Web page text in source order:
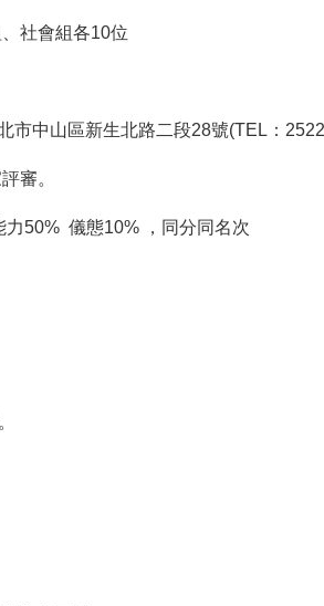
社會組各10位
中山區新生北路二段28號(TEL：
審。
50% 儀態10% ，同分同名次